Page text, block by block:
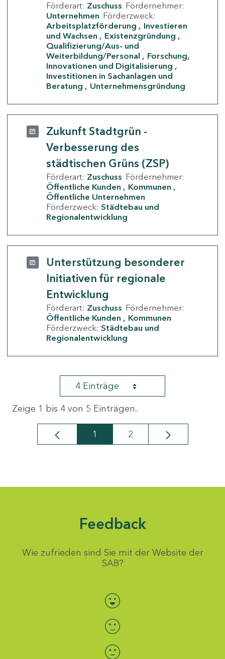
Förderart: Zuschuss Fördernehmer:
Unternehmen Förderzweck:
Arbeitsplatzförderung
Investieren
und Wachsen
Existenzgründung
Qualifizierung/Aus- und
Weiterbildung/Personal
Forschung,
Innovationen und Digitalisierung
Investitionen in Sachanlagen und
Beratung
Unternehmensgründung
Zukunft Stadtgrün -
Verbesserung des
städtischen Grüns (ZSP)
Förderart: Zuschuss Fördernehmer:
Öffentliche Kunden
Kommunen
Öffentliche Unternehmen
Förderzweck: Städtebau und
Regionalentwicklung
Unterstützung besonderer
Initiativen für regionale
Entwicklung
Förderart: Zuschuss Fördernehmer:
Öffentliche Kunden
Kommunen
Förderzweck: Städtebau und
Regionalentwicklung
4 Einträge
Zeige 1 bis 4 von 5 Einträgen.
Seite
1 Seite
2
Feedback
Wie zufrieden sind Sie mit der Website der
SAB?
Bewertung auswählen